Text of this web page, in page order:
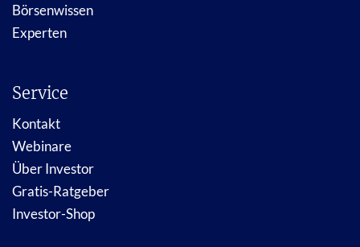
Börsenwissen
Experten
Service
Kontakt
Webinare
Über Investor
Gratis-Ratgeber
Investor-Shop